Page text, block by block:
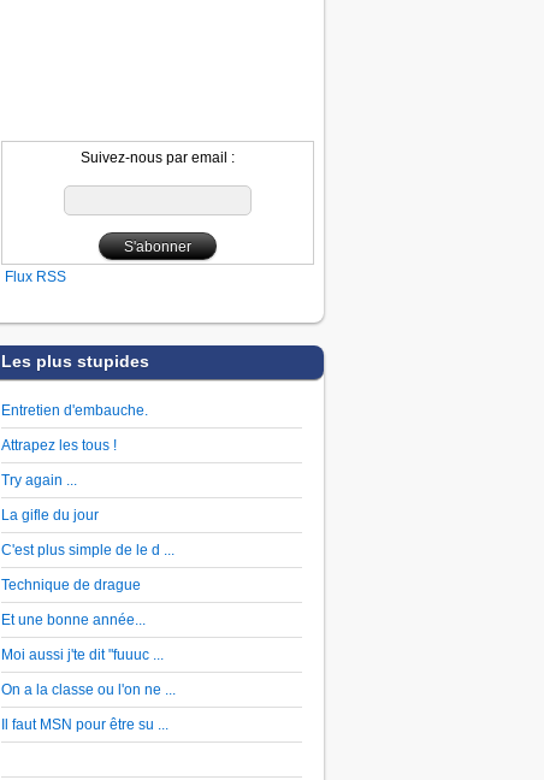
Suivez-nous par email :
Flux RSS
Les plus stupides
Entretien d'embauche.
Attrapez les tous !
Try again ...
La gifle du jour
C'est plus simple de le d ...
Technique de drague
Et une bonne année...
Moi aussi j'te dit "fuuuc ...
On a la classe ou l'on ne ...
Il faut MSN pour être su ...